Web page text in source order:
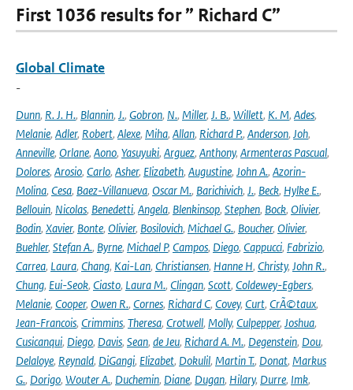
First 1036 results for ” Richard C”
Global Climate
-
Dunn, R. J. H., Blannin, J., Gobron, N., Miller, J. B., Willett, K. M, Ades,
Melanie, Adler, Robert, Alexe, Miha, Allan, Richard P., Anderson, Joh,
Anneville, Orlane, Aono, Yasuyuki, Arguez, Anthony, Armenteras Pascual,
Dolores, Arosio, Carlo, Asher, Elizabeth, Augustine, John A., Azorin-
Molina, Cesa, Baez-Villanueva, Oscar M., Barichivich, J., Beck, Hylke E.,
Bellouin, Nicolas, Benedetti, Angela, Blenkinsop, Stephen, Bock, Olivier,
Bodin, Xavier, Bonte, Olivier, Bosilovich, Michael G., Boucher, Olivier,
Buehler, Stefan A., Byrne, Michael P, Campos, Diego, Cappucci, Fabrizio,
Carrea, Laura, Chang, Kai-Lan, Christiansen, Hanne H, Christy, John R.,
Chung, Eui-Seok, Ciasto, Laura M., Clingan, Scott, Coldewey-Egbers,
Melanie, Cooper, Owen R., Cornes, Richard C, Covey, Curt, CrÃ©taux,
Jean-Francois, Crimmins, Theresa, Crotwell, Molly, Culpepper, Joshua,
Cusicanqui, Diego, Davis, Sean, de Jeu, Richard A. M., Degenstein, Dou,
Delaloye, Reynald, DiGangi, Elizabet, Dokulil, Martin T., Donat, Markus
G., Dorigo, Wouter A., Duchemin, Diane, Dugan, Hilary, Durre, Imk,